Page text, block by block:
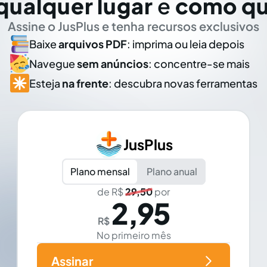
lugar e como
Assine o JusPlus e tenha recursos exclusivos
Baixearquivos PDF: imprima ou leia depois
Naveguesem anúncios: concentre-se mais
Esteja na frente: descubra novas ferramentas
JusPlus
Plano mensal
Plano anual
de R$29,50por
R$ 2,95
No primeiro mês
Assinar